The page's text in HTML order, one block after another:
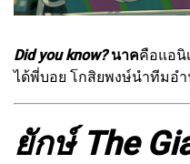
Did you know?นาคคือแอนิ
ได้พี่บอย โกสิยพงษ์นำทีมอำ
ยักษ์ The